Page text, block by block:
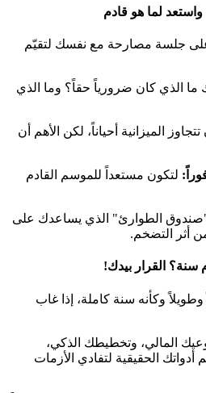
واستعد لما هو قادم
جلسة مصارحة مع نفسك لتقيّم
ما الذي كان ضرورياً حقاً؟ وما الذي
الميزانية أحياناً، لكن الأهم أن
لتكون مستعداً للموسم القادم
"صندوق الطوارئ" الذي يساعدك على
أثر التضخم.
سنة؟ القرار بيدك!
وكأنه سنة كاملة، إذا غاب
المالي، وتخطيطك الذكي،
الحقيقية لتفادي الأزمات